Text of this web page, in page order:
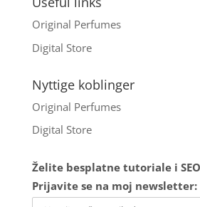
Original Perfumes
Digital Store
Nyttige koblinger
Original Perfumes
Digital Store
Želite besplatne tutoriale i
Prijavite se na moj newsletter: